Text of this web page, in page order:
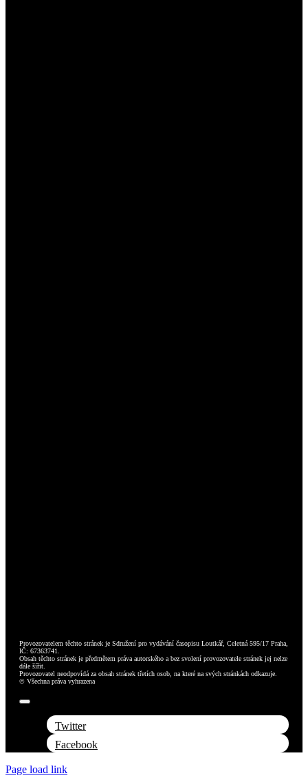
Provozovatelem těchto stránek je Sdružení pro vydávání časopisu Loutkář, Celetná 595/17 Praha,
IČ: 67363741.
Obsah těchto stránek je předmětem práva autorského a bez svolení provozovatele stránek jej nelze
dále šířit.
Provozovatel neodpovídá za obsah stránek třetích osob, na které na svých stránkách odkazuje.
© Všechna práva vyhrazena
Toggle
Navigation
Twitter
Facebook
Page load link